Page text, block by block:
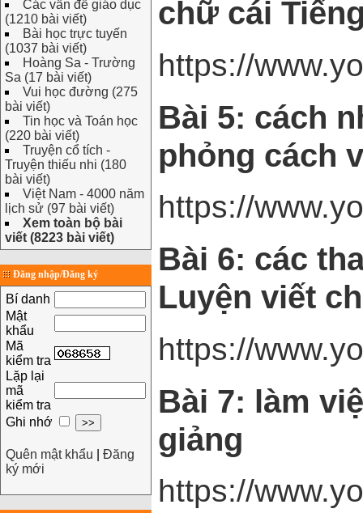
Các vấn đề giáo dục
(1210 bài viết)
Bài học trực tuyến
(1037 bài viết)
Hoàng Sa - Trường
Sa (17 bài viết)
Vui học đường (275
bài viết)
Tin học và Toán học
(220 bài viết)
Truyện cổ tích -
Truyện thiếu nhi (180
bài viết)
Việt Nam - 4000 năm
lịch sử (97 bài viết)
Xem toàn bộ bài
viết (8223 bài viết)
Đăng nhập/Đăng ký
Bí danh
Mật
khẩu
Mã
kiểm tra
Lặp lại
mã
kiểm tra
Ghi nhớ
Quên mật khẩu
Đăng
ký mới
chữ cái
https://
Bài 5: cách
phỏng cách
https://
Bài 6: các
Luyện viết
https://
Bài 7: làm
giảng
https://